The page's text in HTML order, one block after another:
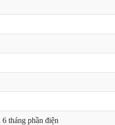
tháng phần điện